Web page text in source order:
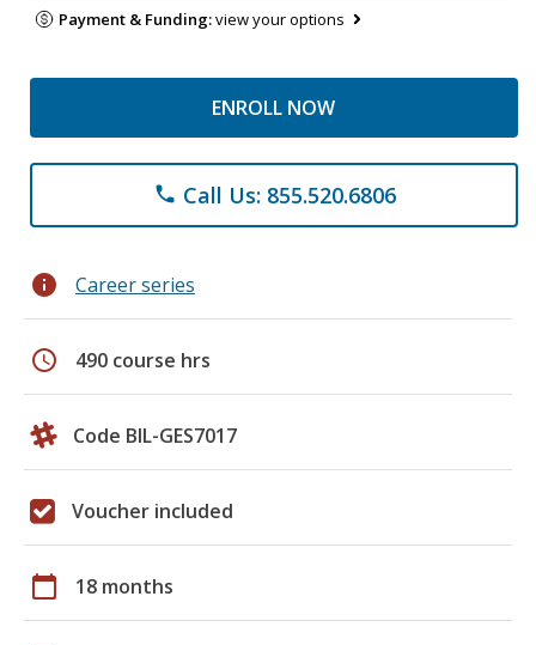
Payment & Funding:view your options
ENROLL NOW
phone Call Us: 855.520.6806
info Career series
schedule 490 course hrs
Code BIL-GES7017
Voucher included
calendar_today 18 months